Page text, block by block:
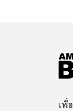
เพื่